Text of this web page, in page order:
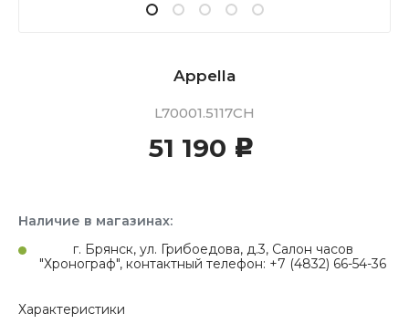
Appella
L70001.5117CH
51 190 c
Наличие в магазинах:
г. Брянск, ул. Грибоедова, д.3, Салон часов
"Хронограф", контактный телефон: +7 (4832) 66-54-36
Характеристики